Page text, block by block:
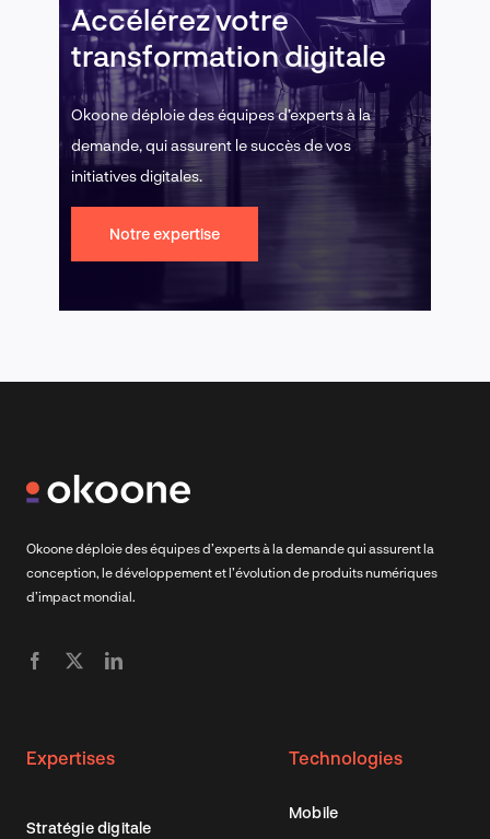
Accélérez votre
transformation digitale
Okoone déploie des équipes d’experts à la
demande, qui assurent le succès de vos
initiatives digitales.
Notre expertise
Okoone déploie des équipes d’experts à la demande qui assurent la
conception, le développement et l’évolution de produits numériques
d’impact mondial.
Expertises
Stratégie digitale
Technologies
Mobile